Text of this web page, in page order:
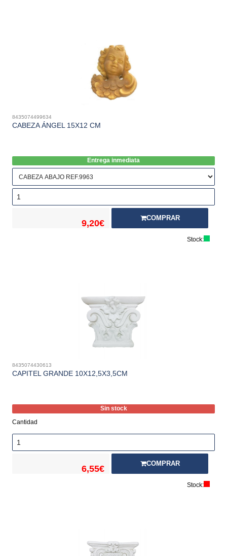
8435074499634
CABEZA ÁNGEL 15X12 CM
Entrega inmediata
9,20€
COMPRAR
Stock:
8435074430613
CAPITEL GRANDE 10X12,5X3,5CM
Sin stock
Cantidad
6,55€
COMPRAR
Stock: